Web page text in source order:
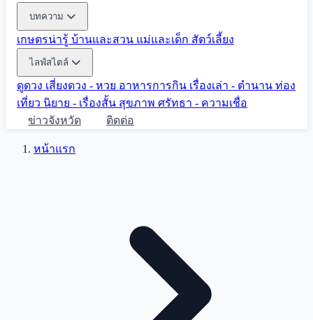
บทความ
เกษตรน่ารู้ บ้านและสวน แม่และเด็ก สัตว์เลี้ยง
ไลฟ์สไตล์
ดูดวง เสี่ยงดวง - หวย อาหารการกิน เรื่องเล่า - ตำนาน ท่อง
เที่ยว นิยาย - เรื่องสั้น สุขภาพ ศรัทธา - ความเชื่อ
ข่าวจังหวัด
ติดต่อ
หน้าแรก